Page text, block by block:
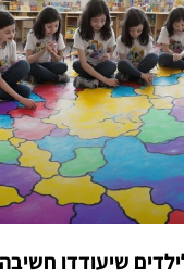
לילדים שיעודדו